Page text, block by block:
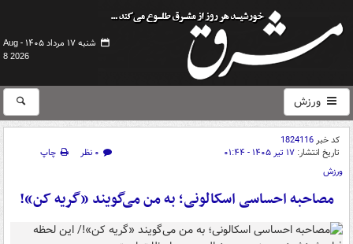
شنبه ۱۷ مرداد ۱۴۰۵ -
Aug
8 2026
ورزش
کد خبر1824116
تاریخ انتشار: ۱۷ تیر ۱۴۰۵ - ۰۱:۴۴ ۰ نظر
چاپ
ورزش
مصاحبه احساسی اسکالونی؛ به من می‌گویند «گریه کن»!